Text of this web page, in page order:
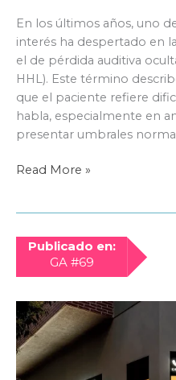
En los últimos años, uno
interés ha despertado en
el de pérdida auditiva
HHL). Este término
que el paciente refiere
habla, especialmente en
presentar umbrales
La
cuando
audiometría
no
cuenta
toda
la
historia
Read More »
Publicado en:
GA #69